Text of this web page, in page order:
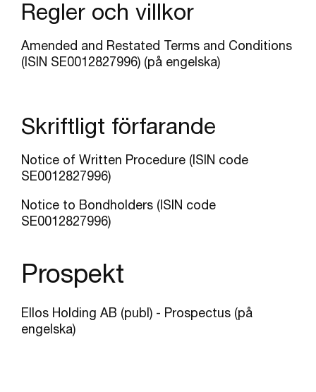
Regler och villkor
Amended and Restated Terms and Conditions
(ISIN SE0012827996) (på engelska)
Skriftligt förfarande
Notice of Written Procedure (ISIN code
SE0012827996)
Notice to Bondholders (ISIN code
SE0012827996)
Prospekt
Ellos Holding AB (publ) - Prospectus (på
engelska)